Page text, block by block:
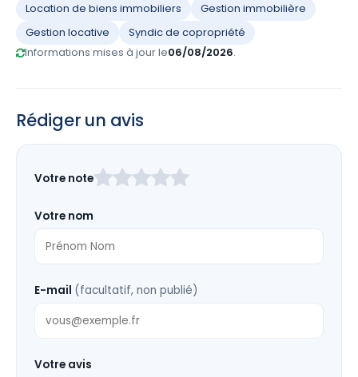
Location de biens immobiliers
Gestion immobilière
Gestion locative
Syndic de copropriété
Informations mises à jour le06/08/2026.
Rédiger un avis
ce
vide
Votre note
Votre nom
E-mail (facultatif, non publié)
Votre avis